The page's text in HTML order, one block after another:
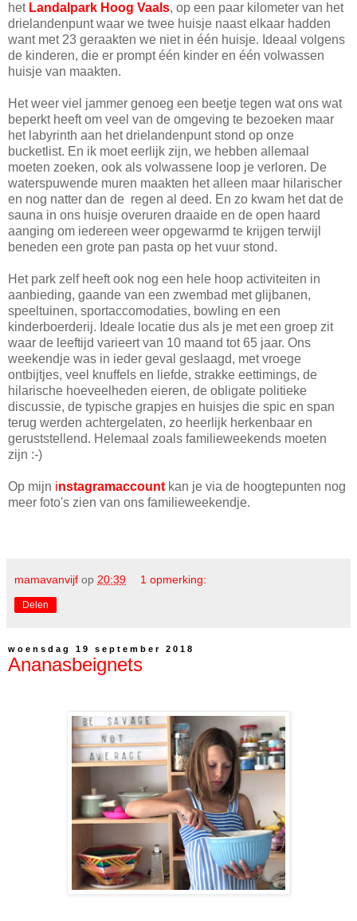
het Landalpark Hoog Vaals, op een paar kilometer van het
drielandenpunt waar we twee huisje naast elkaar hadden
want met 23 geraakten we niet in één huisje. Ideaal volgens
de kinderen, die er prompt één kinder en één volwassen
huisje van maakten.
Het weer viel jammer genoeg een beetje tegen wat ons wat
beperkt heeft om veel van de omgeving te bezoeken maar
het labyrinth aan het drielandenpunt stond op onze
bucketlist. En ik moet eerlijk zijn, we hebben allemaal
moeten zoeken, ook als volwassene loop je verloren. De
waterspuwende muren maakten het alleen maar hilarischer
en nog natter dan de regen al deed. En zo kwam het dat de
sauna in ons huisje overuren draaide en de open haard
aanging om iedereen weer opgewarmd te krijgen terwijl
beneden een grote pan pasta op het vuur stond.
Het park zelf heeft ook nog een hele hoop activiteiten in
aanbieding, gaande van een zwembad met glijbanen,
speeltuinen, sportaccomodaties, bowling en een
kinderboerderij. Ideale locatie dus als je met een groep zit
waar de leeftijd varieert van 10 maand tot 65 jaar. Ons
weekendje was in ieder geval geslaagd, met vroege
ontbijtjes, veel knuffels en liefde, strakke eettimings, de
hilarische hoeveelheden eieren, de obligate politieke
discussie, de typische grapjes en huisjes die spic en span
terug werden achtergelaten, zo heerlijk herkenbaar en
geruststellend. Helemaal zoals familieweekends moeten
zijn :-)
Op mijn instagramaccountkan je via de hoogtepunten nog
meer foto's zien van ons familieweekendje.
mamavanvijf op 20:39 1 opmerking:
Delen
woensdag 19 september 2018
Ananasbeignets